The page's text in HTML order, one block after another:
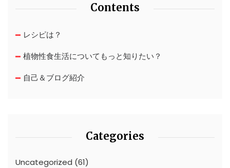
Contents
レシピは？
植物性食生活についてもっと知りたい？
自己＆ブログ紹介
Categories
Uncategorized (61)